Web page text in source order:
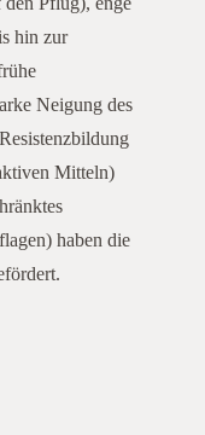
hin zur
Neigung des
Mitteln)
haben die